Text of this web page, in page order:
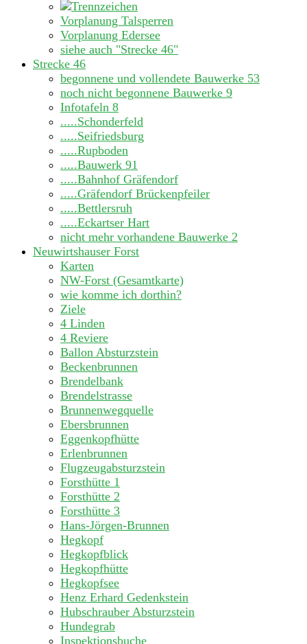
Vorplanung Talsperren
Vorplanung Edersee
siehe auch "Strecke 46"
Strecke 46
begonnene und vollendete Bauwerke 53
noch nicht begonnene Bauwerke 9
Infotafeln 8
.....Schonderfeld
.....Seifriedsburg
.....Rupboden
.....Bauwerk 91
.....Bahnhof Gräfendorf
.....Gräfendorf Brückenpfeiler
.....Bettlersruh
.....Eckartser Hart
nicht mehr vorhandene Bauwerke 2
Neuwirtshauser Forst
Karten
NW-Forst (Gesamtkarte)
wie komme ich dorthin?
Ziele
4 Linden
4 Reviere
Ballon Absturzstein
Beckenbrunnen
Brendelbank
Brendelstrasse
Brunnenwegquelle
Ebersbrunnen
Eggenkopfhütte
Erlenbrunnen
Flugzeugabsturzstein
Forsthütte 1
Forsthütte 2
Forsthütte 3
Hans-Jörgen-Brunnen
Hegkopf
Hegkopfblick
Hegkopfhütte
Hegkopfsee
Henz Erhard Gedenkstein
Hubschrauber Absturzstein
Hundegrab
Inspektionsbuche